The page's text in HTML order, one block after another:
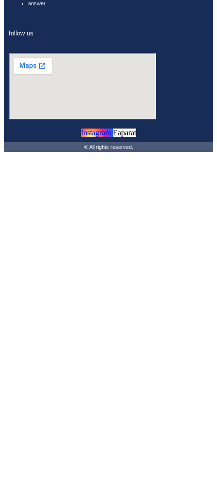
answer
follow us
Instagram Eaparat
© All rights reserved.